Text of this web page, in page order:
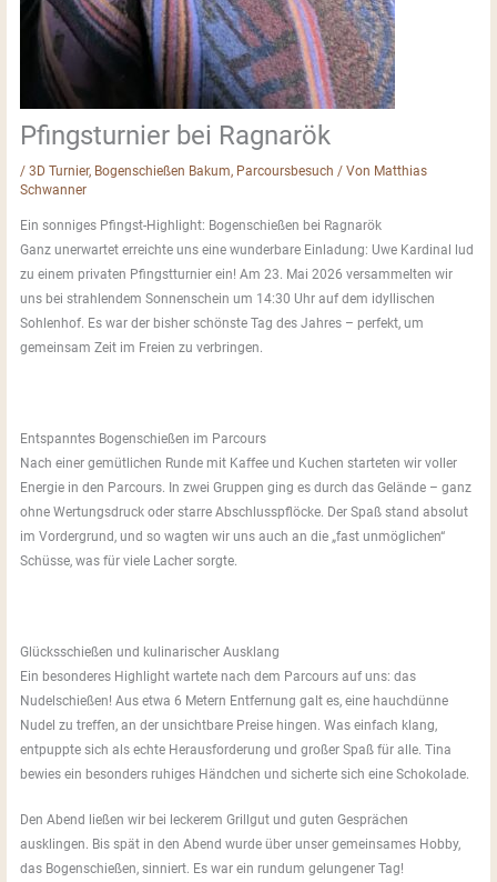
Pfingsturnier bei Ragnarök
/3D Turnier, Bogenschießen Bakum, Parcoursbesuch / Von Matthias
Schwanner
Ein sonniges Pfingst-Highlight: Bogenschießen bei Ragnarök
Ganz unerwartet erreichte uns eine wunderbare Einladung: Uwe Kardinal lud
zu einem privaten Pfingstturnier ein! Am 23. Mai 2026 versammelten wir
uns bei strahlendem Sonnenschein um 14:30 Uhr auf dem idyllischen
Sohlenhof. Es war der bisher schönste Tag des Jahres – perfekt, um
gemeinsam Zeit im Freien zu verbringen.
Entspanntes Bogenschießen im Parcours
Nach einer gemütlichen Runde mit Kaffee und Kuchen starteten wir voller
Energie in den Parcours. In zwei Gruppen ging es durch das Gelände – ganz
ohne Wertungsdruck oder starre Abschlusspflöcke. Der Spaß stand absolut
im Vordergrund, und so wagten wir uns auch an die „fast unmöglichen“
Schüsse, was für viele Lacher sorgte.
Glücksschießen und kulinarischer Ausklang
Ein besonderes Highlight wartete nach dem Parcours auf uns: das
Nudelschießen! Aus etwa 6 Metern Entfernung galt es, eine hauchdünne
Nudel zu treffen, an der unsichtbare Preise hingen. Was einfach klang,
entpuppte sich als echte Herausforderung und großer Spaß für alle. Tina
bewies ein besonders ruhiges Händchen und sicherte sich eine Schokolade.
Den Abend ließen wir bei leckerem Grillgut und guten Gesprächen
ausklingen. Bis spät in den Abend wurde über unser gemeinsames Hobby,
das Bogenschießen, sinniert. Es war ein rundum gelungener Tag!